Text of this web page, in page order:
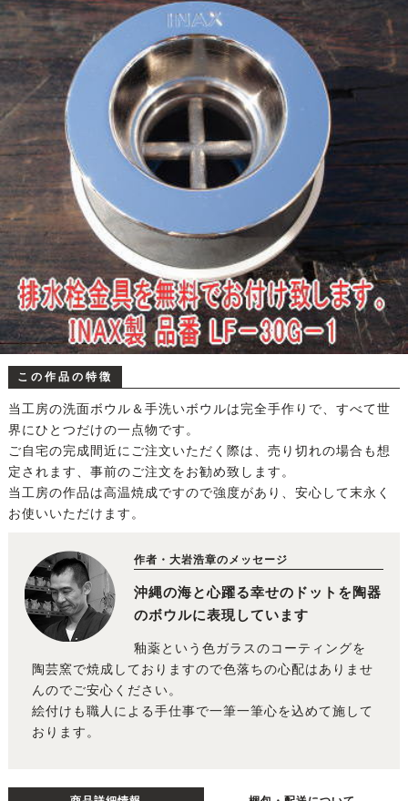
この作品の特徴
当工房の洗面ボウル＆手洗いボウルは完全手作りで、すべて世
界にひとつだけの一点物です。
ご自宅の完成間近にご注文いただく際は、売り切れの場合も想
定されます、事前のご注文をお勧め致します。
当工房の作品は高温焼成ですので強度があり、安心して末永く
お使いいただけます。
作者・大岩浩章のメッセージ
沖縄の海と心躍る幸せのドットを陶器
のボウルに表現しています
釉薬という色ガラスのコーティングを
陶芸窯で焼成しておりますので色落ちの心配はありませ
んのでご安心ください。
絵付けも職人による手仕事で一筆一筆心を込めて施して
おります。